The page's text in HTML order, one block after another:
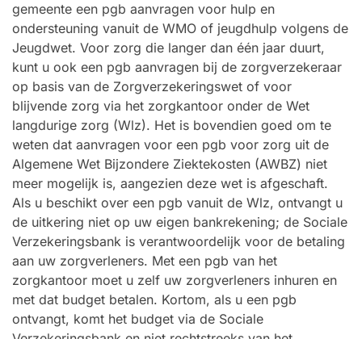
gemeente een pgb aanvragen voor hulp en
ondersteuning vanuit de WMO of jeugdhulp volgens de
Jeugdwet. Voor zorg die langer dan één jaar duurt,
kunt u ook een pgb aanvragen bij de zorgverzekeraar
op basis van de Zorgverzekeringswet of voor
blijvende zorg via het zorgkantoor onder de Wet
langdurige zorg (Wlz). Het is bovendien goed om te
weten dat aanvragen voor een pgb voor zorg uit de
Algemene Wet Bijzondere Ziektekosten (AWBZ) niet
meer mogelijk is, aangezien deze wet is afgeschaft.
Als u beschikt over een pgb vanuit de Wlz, ontvangt u
de uitkering niet op uw eigen bankrekening; de Sociale
Verzekeringsbank is verantwoordelijk voor de betaling
aan uw zorgverleners. Met een pgb van het
zorgkantoor moet u zelf uw zorgverleners inhuren en
met dat budget betalen. Kortom, als u een pgb
ontvangt, komt het budget via de Sociale